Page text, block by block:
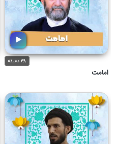
۳۸ دقیقه
امامت